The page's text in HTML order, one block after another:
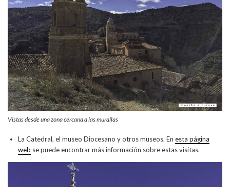
Vistas desde una zona cercana a las murallas
La Catedral, el museo Diocesano y otros museos. En esta página
web se puede encontrar más información sobre estas visitas.